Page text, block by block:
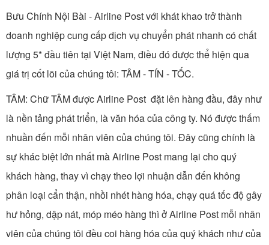
Bưu Chính Nội Bài - Airline Post với khát khao trở thành
doanh nghiệp cung cấp dịch vụ chuyển phát nhanh có chất
lượng 5* đầu tiên tại Việt Nam, điều đó được thể hiện qua
giá trị cốt lõi của chúng tôi: TÂM - TÍN - TỐC.
TÂM: Chữ TÂM được Airline Post đặt lên hàng đầu, đây như
là nền tảng phát triển, là văn hóa của công ty. Nó được thấm
nhuần đến mỗi nhân viên của chúng tôi. Đây cũng chính là
sự khác biệt lớn nhất mà Airline Post mang lại cho quý
khách hàng, thay vì chạy theo lợi nhuận dẫn đến không
phân loại cẩn thận, nhồi nhét hàng hóa, chạy quá tốc độ gây
hư hỏng, dập nát, móp méo hàng thì ở Airline Post mỗi nhân
viên của chúng tôi đều coi hàng hóa của quý khách như của